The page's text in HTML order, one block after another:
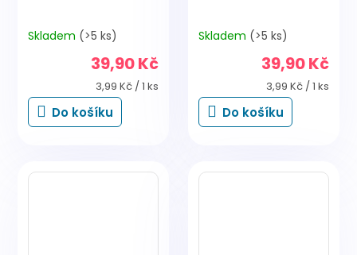
Skladem (>5 ks)
39,90 Kč
Měrná
cena:
3,99 Kč / 1 ks
Do košíku
Skladem (>5 ks)
39,90 Kč
Měrná
cena:
3,99 Kč / 1 ks
Do košíku